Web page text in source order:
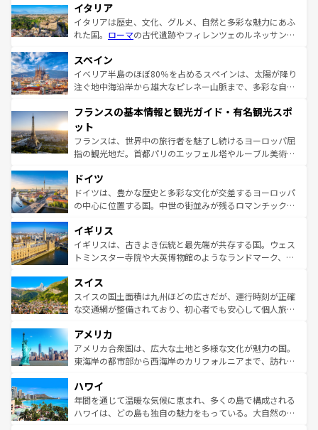
イタリア
イタリアは歴史、文化、グルメ、自然と多彩な魅力にあふ
れた国。 ローマの古代遺跡やフィレンツェのルネッサンス
ろん、トスカーナの美しい田園風景やアマルフィ海岸の絶
景など、自然景観も見逃せない。観光の合間には、本場の
ピザやパスタなど、絶品のイタリア料理を堪能することも
ませてくれるイタリアで、忘れられない旅をしてみよう！
なお、新着のイタリア情報は
しい。
スペイン
イベリア半島のほぼ80％を占めるスペインは、太陽が降り
注ぐ地中海沿岸から雄大なピレネー山脈まで、多彩な自然
文化が根付くこの国では、情熱的なフラメンコ、熱気あふ
れる闘牛、そして美味しいタパスが生活の一部となってい
る。首都マドリードの洗練された雰囲気や、バルセロナの
アートに溢れた街角から、地方では古代ローマ遺跡や中世
せる。地方によって風土や気候が異なるスペインはその個
性で訪れる人を魅了する。 なお、新着のスペイン情報は コ
ンテンツ一覧を参照してほしい。
フランスの基本情報と観光ガイド・有名観光スポ
ット
フランスは、世界中の旅行者を魅了し続けるヨーロッパ屈
指の観光地だ。首都パリのエッフェル塔やルーブル美術館
で、幅広い魅力が詰まっている。華麗な宮殿、歴史的な大
聖堂、美しいビーチ、そして豊かな自然が、訪れる者を心
から魅了する。また、フランスは美食の国としても知ら
いる。シャンパンの発祥地であるランス、プロヴァンスの
香り高いラベンダー畑など、多彩な楽しみ方が可能だ。さ
らに、パリ以外の地域にも魅力が溢れており、どの街角に
れる地方に足を運ぶとそれぞれで全く異なる文化を体験で
きるだろう。 なお、新着のフランス情報はコンテンツ一覧
を参照してほしい。
ドイツ
ドイツは、豊かな歴史と多彩な文化が交差するヨーロッパ
の中心に位置する国。中世の街並みが残るロマンチック街
顔を持つこの国は、どこを歩いても飽きることがない。ベ
ルリンの文化的活気、バイエルン州のアルプスの絶景、そ
してライン川沿いのワイン畑といった風景は必見。ビール
は、お酒好きな人にはぜひ体験してほしい。 なお、新着の
ドイツ情報はコンテンツ一覧を参照してほしい。
イギリス
イギリスは、古きよき伝統と最先端が共存する国。ウェス
トミンスター寺院や大英博物館のようなランドマーク、歴
リアごとに異なる魅力がある。また、優雅なアフタヌーン
ティー、ビール好きにはたまらない英国パブ、サッカー観
戦など、本場だからこそできる体験も豊富。イギリスを旅
ンツ一覧を参照してほしい。
スイス
スイスの国土面積は九州ほどの広さだが、運行時刻が正確
な交通網が整備されており、初心者でも安心して個人旅行
の建物がそのまま残る町や、スイスならではのユニークな
博物館もあり、アルプス観光だけでなく町歩きも満喫する
ことができる。国民の所得が高いため物価も高いが、旅行
ば市内交通費無料で観光を楽しむこともできる。 なお、新
着のスイス情報はコンテンツ一覧 を参照してほしい。
アメリカ
アメリカ合衆国は、広大な土地と多様な文化が魅力の国。
東海岸の都市部から西海岸のカリフォルニアまで、訪れる
のような巨大都市は、観光、ショッピング、エンターテイ
ンメントが詰まった刺激的なスポットだ。一方、アメリカ
西部には大自然が広がり、グランドキャニオンやイエロー
ハワイ
年間を通じて温暖な気候に恵まれ、多くの島で構成される
ハワイは、どの島も独自の魅力をもっている。大自然の神